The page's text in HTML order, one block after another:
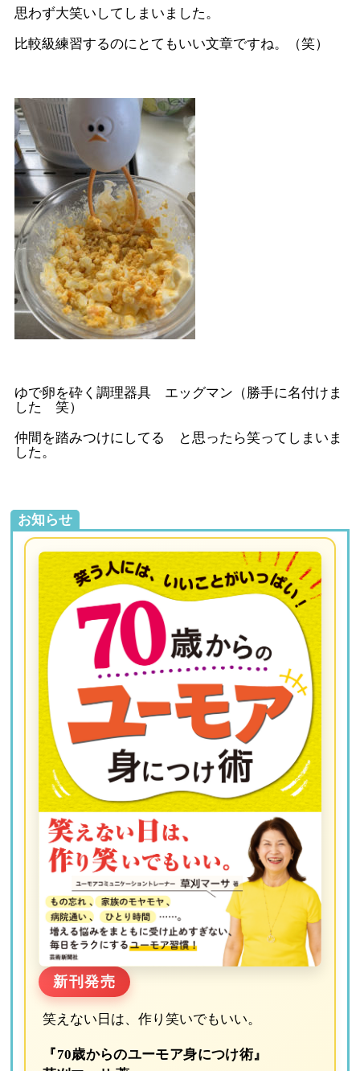
思わず大笑いしてしまいました。
比較級練習するのにとてもいい文章ですね。（笑）
ゆで卵を砕く調理器具 エッグマン（勝手に名付けま
した 笑）
仲間を踏みつけにしてる と思ったら笑ってしまいま
した。
お知らせ
新刊発売
笑えない日は、作り笑いでもいい。
『70歳からのユーモア身につけ術』